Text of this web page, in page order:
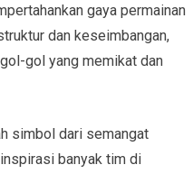
gaya permainan
dan keseimbangan,
gol yang memikat dan
simbol dari semangat
banyak tim di